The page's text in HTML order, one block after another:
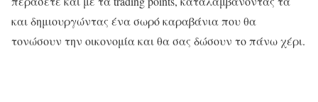
και δημιουργώντας ένα σωρό καραβάνια που θα
τονώσουν την οικονομία και θα σας δώσουν το πάνω χέρι.